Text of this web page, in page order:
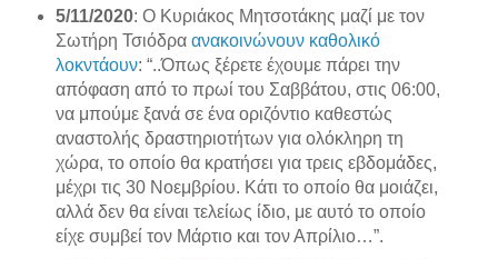
5/11/2020: Ο Κυριάκος Μητσοτάκης μαζί με τον
Σωτήρη Τσιόδρα ανακοινώνουν καθολικό
λοκντάουν: “..Όπως ξέρετε έχουμε πάρει την
απόφαση από το πρωί του Σαββάτου, στις 06:00,
να μπούμε ξανά σε ένα οριζόντιο καθεστώς
αναστολής δραστηριοτήτων για ολόκληρη τη
χώρα, το οποίο θα κρατήσει για τρεις εβδομάδες,
μέχρι τις 30 Νοεμβρίου. Κάτι το οποίο θα μοιάζει,
αλλά δεν θα είναι τελείως ίδιο, με αυτό το οποίο
είχε συμβεί τον Μάρτιο και τον Απρίλιο…”.